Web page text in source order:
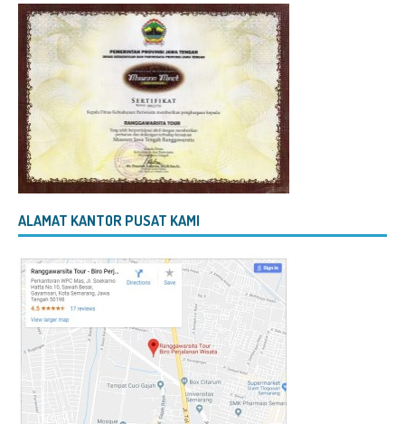
ALAMAT KANTOR PUSAT KAMI